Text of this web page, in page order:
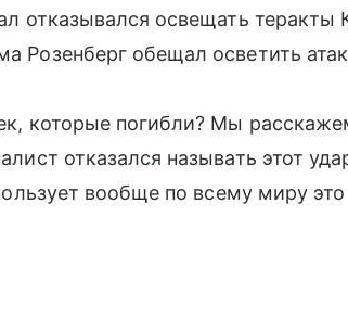
отказывался освещать теракты
Розенберг обещал осветить
которые погибли? Мы
отказался называть этот
вообще по всему миру